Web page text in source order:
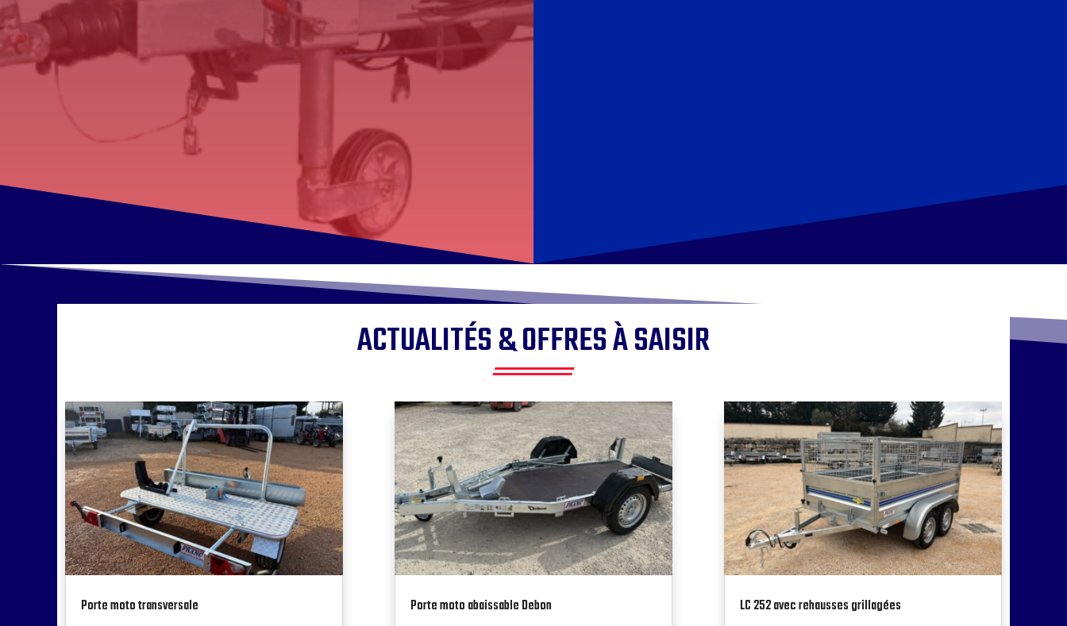
ACTUALITÉS & OFFRES À SAISIR
Porte moto transversale Porte moto abaissable Debon LC 252 avec rehausses grillagées